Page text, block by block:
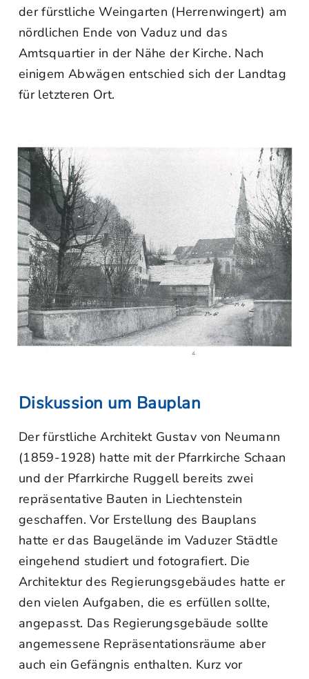
der fürstliche Weingarten (Herrenwingert) am
nördlichen Ende von Vaduz und das
Amtsquartier in der Nähe der Kirche. Nach
einigem Abwägen entschied sich der Landtag
für letzteren Ort.
Diskussion um Bauplan
Der fürstliche Architekt Gustav von Neumann
(1859-1928) hatte mit der Pfarrkirche Schaan
und der Pfarrkirche Ruggell bereits zwei
repräsentative Bauten in Liechtenstein
geschaffen. Vor Erstellung des Bauplans
hatte er das Baugelände im Vaduzer Städtle
eingehend studiert und fotografiert. Die
Architektur des Regierungsgebäudes hatte er
den vielen Aufgaben, die es erfüllen sollte,
angepasst. Das Regierungsgebäude sollte
angemessene Repräsentationsräume aber
auch ein Gefängnis enthalten. Kurz vor